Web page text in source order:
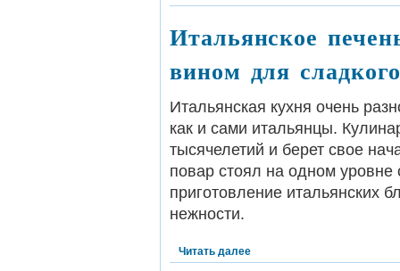
Итальянское
вином для
Итальянская кухня очень
как и сами итальянцы.
тысячелетий и берет свое
повар стоял на одном
приготовление итальянских
нежности.
Читать далее